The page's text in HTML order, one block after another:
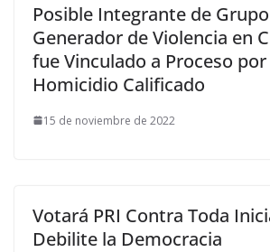
Posible Integrante de
Generador de Violencia en
fue Vinculado a Proceso
Homicidio Calificado
15 de noviembre de 2022
Votará PRI Contra Toda
Debilite la Democracia